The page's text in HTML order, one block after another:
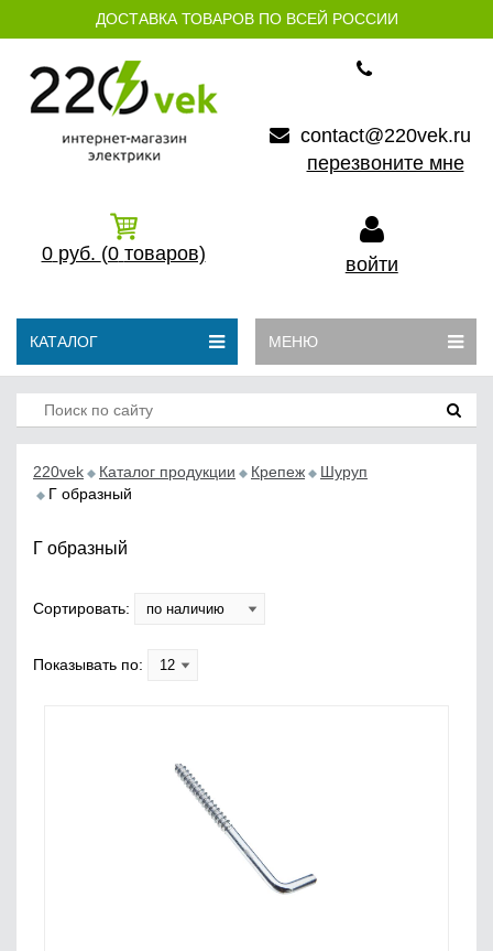
ДОСТАВКА ТОВАРОВ ПО ВСЕЙ РОССИИ
contact@220vek.ru
перезвоните мне
0 руб. (0 товаров) войти
КАТАЛОГ МЕНЮ
220vek Каталог продукции Крепеж
Шуруп
Г образный
Г образный
Сортировать:
Показывать по: